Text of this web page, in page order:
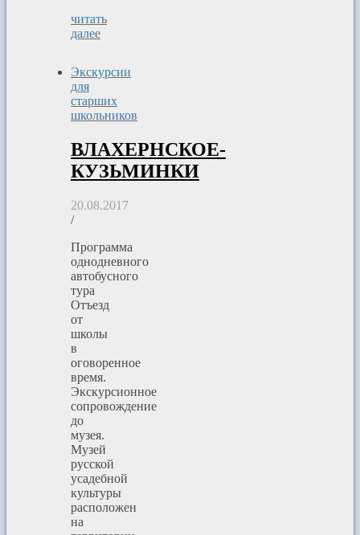
читать
далее
Экскурсии
для
старших
школьников
ВЛАХЕРНСКОЕ-
КУЗЬМИНКИ
20.08.2017
/
Программа
однодневного
автобусного
тура
Отъезд
от
школы
в
оговоренное
время.
Экскурсионное
сопровождение
до
музея.
Музей
русской
усадебной
культуры
расположен
на